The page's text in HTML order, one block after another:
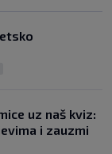
uz naš kviz:
i zauzmi